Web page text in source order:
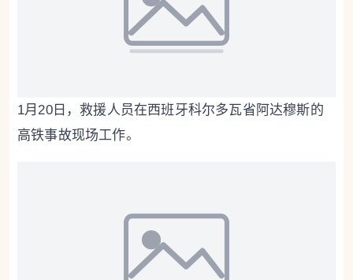
1月20日，救援人员在西班牙科尔多瓦省阿达穆斯的
高铁事故现场工作。